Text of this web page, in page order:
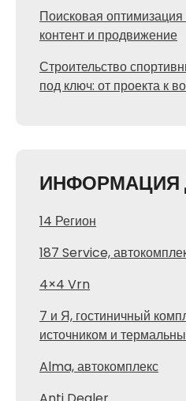
Поисковая оптимизация
контент и продвижение
Строительство
под ключ: от проекта к
ИНФОРМАЦИЯ
14 Регион
187 Service,
4×4 Vrn
7 и Я, гостиничный
источником и
Alma, автокомплекс